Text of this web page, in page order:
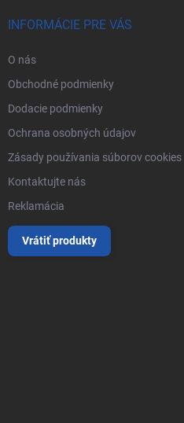
INFORMÁCIE PRE VÁS
O nás
Obchodné podmienky
Dodacie podmienky
Ochrana osobných údajov
Zásady používania súborov cookies
Kontaktujte nás
Reklamácia
Vrátiť produkty